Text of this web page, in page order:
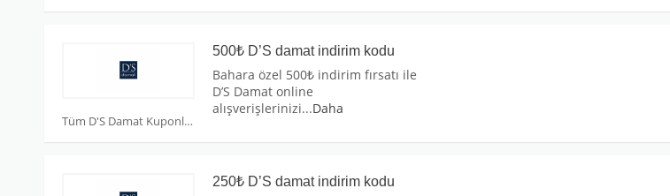
Tüm D'S Damat Kuponları
500₺ D’S damat indirim kodu
Bahara özel 500₺ indirim fırsatı ile
D’S Damat online
alışverişlerinizi...Daha
250₺ D’S damat indirim kodu